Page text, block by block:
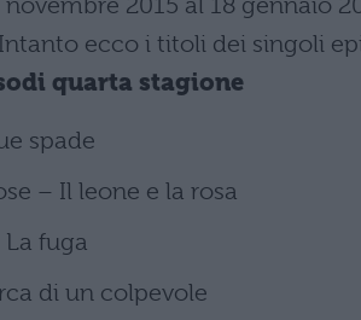
ecco i titoli dei singoli
quarta stagione
spade
– Il leone e la rosa
La fuga
di un colpevole